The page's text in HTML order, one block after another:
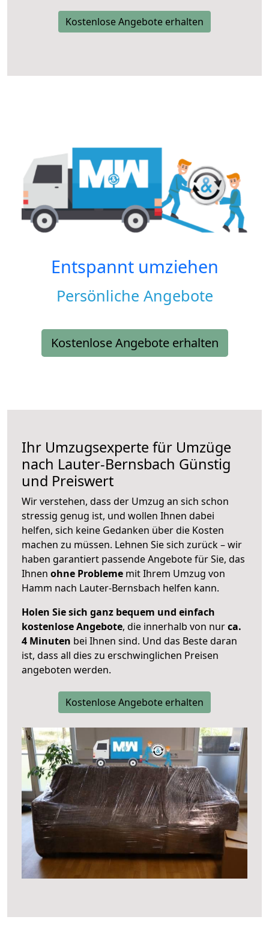
Kostenlose Angebote erhalten
Entspannt umziehen
Persönliche Angebote
Kostenlose Angebote erhalten
Ihr Umzugsexperte für Umzüge
nach Lauter-Bernsbach Günstig
und Preiswert
Wir verstehen, dass der Umzug an sich schon
stressig genug ist, und wollen Ihnen dabei
helfen, sich keine Gedanken über die Kosten
machen zu müssen. Lehnen Sie sich zurück – wir
haben garantiert passende Angebote für Sie, das
Ihnen ohne Probleme mit Ihrem Umzug von
Hamm nach Lauter-Bernsbach helfen kann.
Holen Sie sich ganz bequem und einfach
kostenlose Angebote, die innerhalb von nurca.
4 Minuten bei Ihnen sind. Und das Beste daran
ist, dass all dies zu erschwinglichen Preisen
angeboten werden.
Kostenlose Angebote erhalten